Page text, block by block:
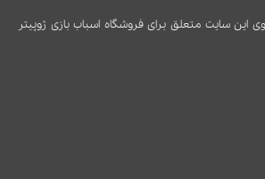
این سایت متعلق برای فروشگاه اسباب بازی ژوپیتر